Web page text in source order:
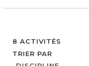
8 ACTIVITÉS
TRIER PAR